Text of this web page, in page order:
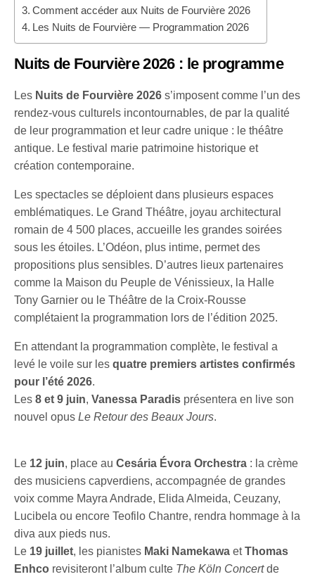
Comment accéder aux Nuits de Fourvière 2026
Les Nuits de Fourvière — Programmation 2026
Nuits de Fourvière 2026 : le programme
Les Nuits de Fourvière 2026s’imposent comme l’un des
rendez-vous culturels incontournables, de par la qualité
de leur programmation et leur cadre unique : le théâtre
antique. Le festival marie patrimoine historique et
création contemporaine.
Les spectacles se déploient dans plusieurs espaces
emblématiques. Le Grand Théâtre, joyau architectural
romain de 4 500 places, accueille les grandes soirées
sous les étoiles. L’Odéon, plus intime, permet des
propositions plus sensibles. D’autres lieux partenaires
comme la Maison du Peuple de Vénissieux, la Halle
Tony Garnier ou le Théâtre de la Croix-Rousse
complétaient la programmation lors de l’édition 2025.
En attendant la programmation complète, le festival a
levé le voile sur lesquatre premiers artistes confirmés
pour l’été 2026.
Les8 et 9 juin,Vanessa Paradis présentera en live son
nouvel opusLe Retour des Beaux Jours.
Le 12 juin, place auCesária Évora Orchestra : la crème
des musiciens capverdiens, accompagnée de grandes
voix comme Mayra Andrade, Elida Almeida, Ceuzany,
Lucibela ou encore Teofilo Chantre, rendra hommage à la
diva aux pieds nus.
Le 19 juillet, les pianistes Maki Namekawa etThomas
Enhco revisiteront l’album culte The Köln Concertde